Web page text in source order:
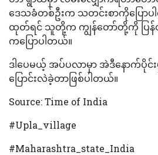
ဒေသခံတစ်ဦးက သတင်းစာကိုပြောပ
ထုတ်ရင် သူတို့က ကျွန်တော်တို့ကို ပြ
ကပြောပါတယ်။
ဒါပေမယ့် အပ်ပလာမှာ အဲဒီနောက်ပိုင်း
ပြောင်းလဲခဲ့တာဖြစ်ပါတယ်။
Source: Time of India
#Upla_village
#Maharashtra_state_India